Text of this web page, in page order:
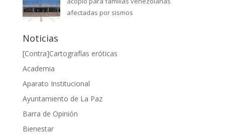
afectadas por sismos
Noticias
[Contra]Cartografías eróticas
Academia
Aparato Institucional
Ayuntamiento de La Paz
Barra de Opinión
Bienestar